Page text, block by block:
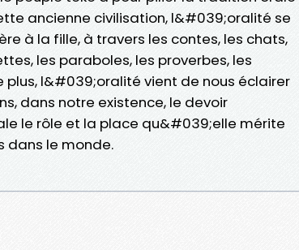
ancienne civilisation, l&#039;oralité se
à la fille, à travers les contes, les chats,
les paraboles, les proverbes, les
plus, l&#039;oralité vient de nous éclairer
dans notre existence, le devoir
le rôle et la place qu&#039;elle mérite
dans le monde.